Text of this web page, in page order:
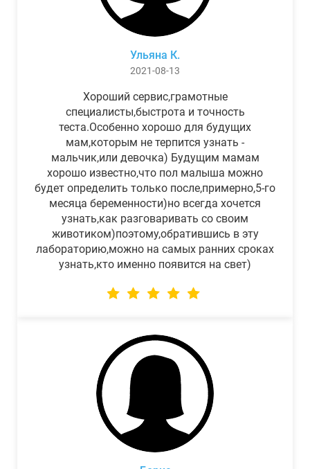
Ульяна К.
2021-08-13
Хороший сервис,грамотные
специалисты,быстрота и точность
теста.Особенно хорошо для будущих
мам,которым не терпится узнать -
мальчик,или девочка) Будущим мамам
хорошо известно,что пол малыша можно
будет определить только после,примерно,5-го
месяца беременности)но всегда хочется
узнать,как разговаривать со своим
животиком)поэтому,обратившись в эту
лабораторию,можно на самых ранних сроках
узнать,кто именно появится на свет)